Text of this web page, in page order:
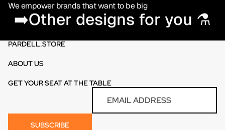
directamente en DTF o sublimación.
We empower brands that want to be big
➡️Other designs for you ⚗️
PARDELL.STORE
ABOUT US
GET YOUR SEAT AT THE TABLE
SUBSCRIBE
Refund policy
Terms of service